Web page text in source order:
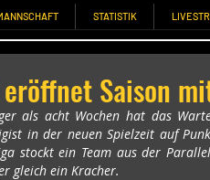
STATISTIK
eröffnet Saison
als acht Wochen hat das
in der neuen Spielzeit auf
stockt ein Team aus der
gleich ein Kracher.